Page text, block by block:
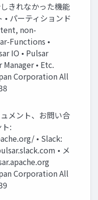
きれなかった機能
• パーティションド
non-
Functions •
IO • Pulsar
• Etc.
Corporation All
メント、お問い合
:
• Slack:
• メ
Corporation All